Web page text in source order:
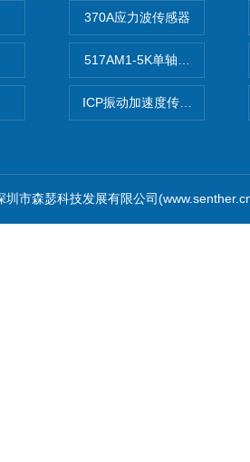
370A应力波传感器
517AM1-5K单轴冲击IEPE加
ICP振动加速度传感器
市森瑟科技发展有限公司